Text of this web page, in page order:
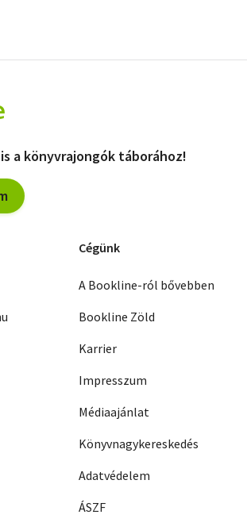
a könyvrajongók táborához!
Cégünk
A Bookline-ról bővebben
Bookline Zöld
Karrier
Impresszum
Médiaajánlat
Könyvnagykereskedés
Adatvédelem
ÁSZF